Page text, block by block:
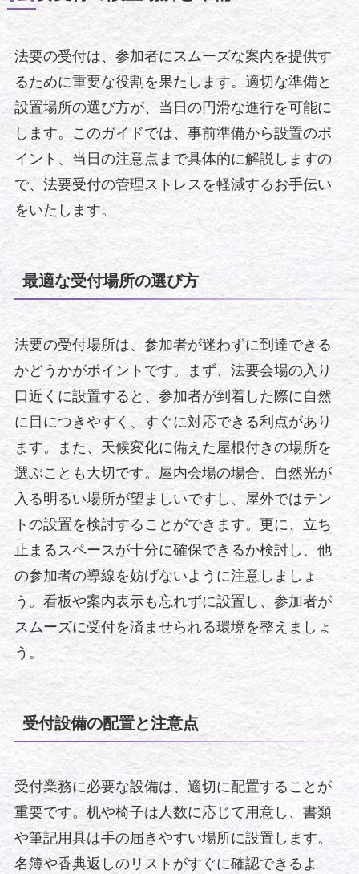
法要の受付は、参加者にスムーズな案内を提供す
るために重要な役割を果たします。適切な準備と
設置場所の選び方が、当日の円滑な進行を可能に
します。このガイドでは、事前準備から設置のポ
イント、当日の注意点まで具体的に解説しますの
で、法要受付の管理ストレスを軽減するお手伝い
をいたします。
最適な受付場所の選び方
法要の受付場所は、参加者が迷わずに到達できる
かどうかがポイントです。まず、法要会場の入り
口近くに設置すると、参加者が到着した際に自然
に目につきやすく、すぐに対応できる利点があり
ます。また、天候変化に備えた屋根付きの場所を
選ぶことも大切です。屋内会場の場合、自然光が
入る明るい場所が望ましいですし、屋外ではテン
トの設置を検討することができます。更に、立ち
止まるスペースが十分に確保できるか検討し、他
の参加者の導線を妨げないように注意しましょ
う。看板や案内表示も忘れずに設置し、参加者が
スムーズに受付を済ませられる環境を整えましょ
う。
受付設備の配置と注意点
受付業務に必要な設備は、適切に配置することが
重要です。机や椅子は人数に応じて用意し、書類
や筆記用具は手の届きやすい場所に設置します。
名簿や香典返しのリストがすぐに確認できるよ